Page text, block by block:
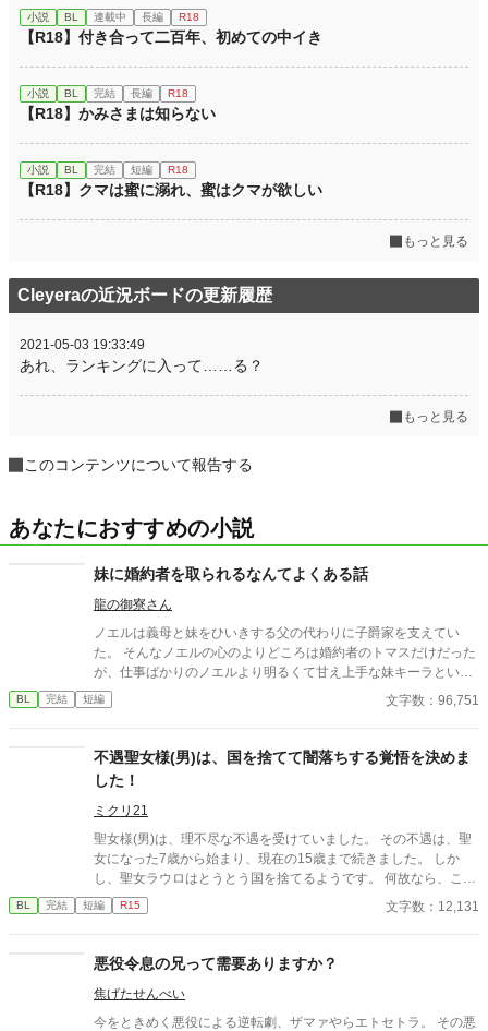
小説 BL 連載中 長編 R18
【R18】付き合って二百年、初めての中イき
小説 BL 完結 長編 R18
【R18】かみさまは知らない
小説 BL 完結 短編 R18
【R18】クマは蜜に溺れ、蜜はクマが欲しい
もっと見る
Cleyeraの近況ボードの更新履歴
2021-05-03 19:33:49
あれ、ランキングに入って……る？
もっと見る
このコンテンツについて報告する
あなたにおすすめの小説
妹に婚約者を取られるなんてよくある話
龍の御寮さん
ノエルは義母と妹をひいきする父の代わりに子爵家を支えてい
た。 そんなノエルの心のよりどころは婚約者のトマスだけだった
が、仕事ばかりのノエルより明るくて甘え上手な妹キーラといる
ほうが楽しそうなトマス。 結婚したら搾取されるだけの家から出
ていけると思っていたのに、父からトマスの婚約者は妹と交換す
爵家で働き続けることを求められた。 さすがのノエルもついに我
慢できず、事業を片付け、資産を持って家出する。 家族と婚約者
に見切りをつけたノエルを慌てて追いかける婚約者や家族。 いろ
んな事件に巻き込まれながらも幸せになっていくノエルの物語。
＊ご都合主義です ＊更新は不定期です。複数話更新する日とでき
ない日との差がありますm(__)m
BL 完結 短編 文字数：96,751
不遇聖女様(男)は、国を捨てて闇落ちする覚悟を決めま
した！
ミクリ21
聖女様(男)は、理不尽な不遇を受けていました。 その不遇は、聖
女になった7歳から始まり、現在の15歳まで続きました。 しか
し、聖女ラウロはとうとう国を捨てるようです。 何故なら、この
世界の成人年齢は15歳だから。 聖女ラウロは、これからは闇落ち
をして自由に生きるのだ！！(闇落ちは自称)
BL 完結 短編 R15 文字数：12,131
悪役令息の兄って需要ありますか？
焦げたせんべい
今をときめく悪役による逆転劇、ザマァやらエトセトラ。 その悪